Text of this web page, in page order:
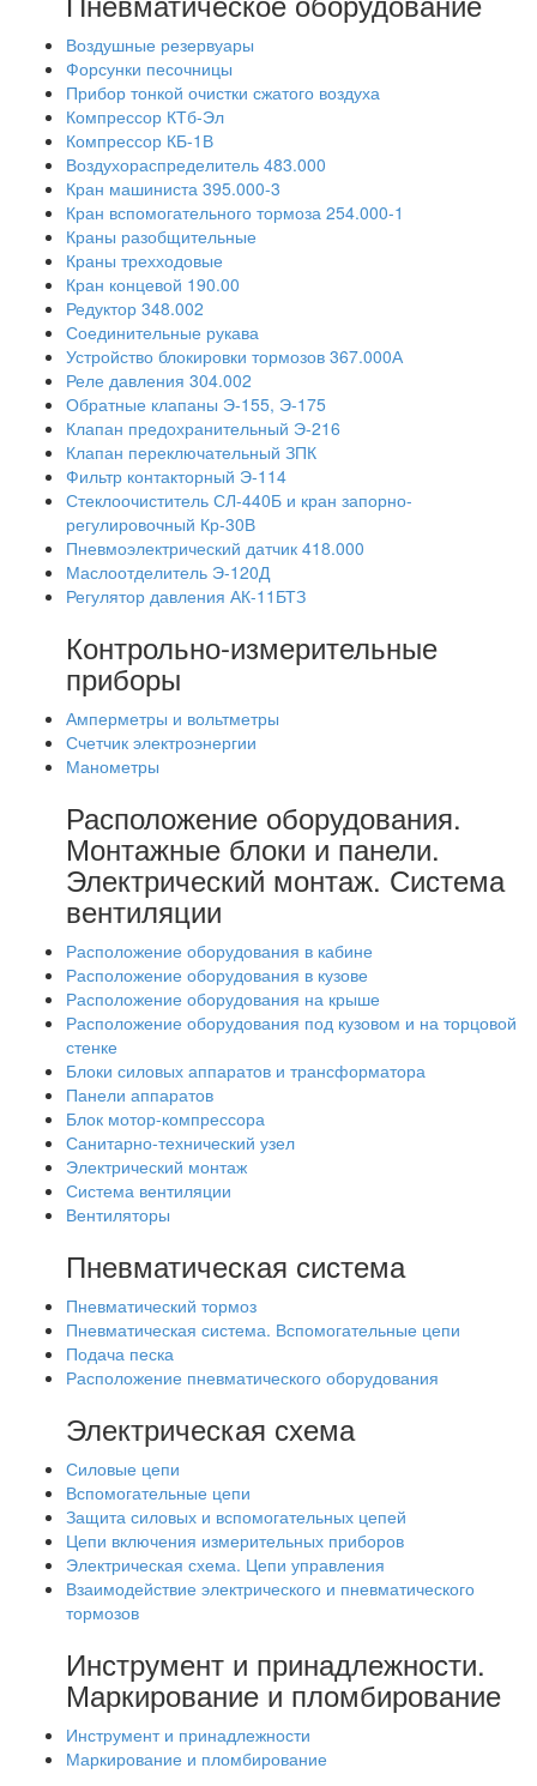
Воздушные резервуары
Форсунки песочницы
Прибор тонкой очистки сжатого воздуха
Компрессор КТб-Эл
Компрессор КБ-1В
Воздухораспределитель 483.000
Кран машиниста 395.000-3
Кран вспомогательного тормоза 254.000-1
Краны разобщительные
Краны трехходовые
Кран концевой 190.00
Редуктор 348.002
Соединительные рукава
Устройство блокировки тормозов 367.000А
Реле давления 304.002
Обратные клапаны Э-155, Э-175
Клапан предохранительный Э-216
Клапан переключательный ЗПК
Фильтр контакторный Э-114
Стеклоочиститель СЛ-440Б и кран запорно-
регулировочный Кр-30В
Пневмоэлектрический датчик 418.000
Маслоотделитель Э-120Д
Регулятор давления АК-11БТЗ
Контрольно-измерительные
приборы
Амперметры и вольтметры
Счетчик электроэнергии
Манометры
Расположение оборудования.
Монтажные блоки и панели.
Электрический монтаж. Система
вентиляции
Расположение оборудования в кабине
Расположение оборудования в кузове
Расположение оборудования на крыше
Расположение оборудования под кузовом и на торцовой
стенке
Блоки силовых аппаратов и трансформатора
Панели аппаратов
Блок мотор-компрессора
Санитарно-технический узел
Электрический монтаж
Система вентиляции
Вентиляторы
Пневматическая система
Пневматический тормоз
Пневматическая система. Вспомогательные цепи
Подача песка
Расположение пневматического оборудования
Электрическая схема
Силовые цепи
Вспомогательные цепи
Защита силовых и вспомогательных цепей
Цепи включения измерительных приборов
Электрическая схема. Цепи управления
Взаимодействие электрического и пневматического
тормозов
Инструмент и принадлежности.
Маркирование и пломбирование
Инструмент и принадлежности
Маркирование и пломбирование